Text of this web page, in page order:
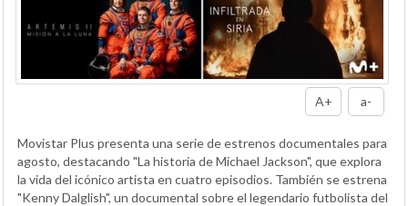
A+ a-
Movistar Plus presenta una serie de estrenos documentales para
agosto, destacando "La historia de Michael Jackson", que explora
la vida del icónico artista en cuatro episodios. También se estrena
"Kenny Dalglish", un documental sobre el legendario futbolista del